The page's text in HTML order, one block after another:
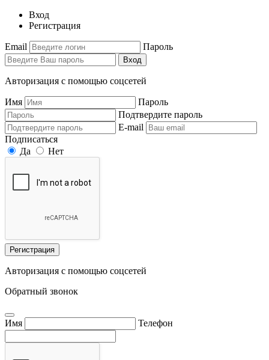
Вход
Регистрация
Email Пароль
Вход
Авторизация с помощью соцсетей
Имя
Пароль
Подтвердите пароль
E-mail
Подписаться
Да
Нет
Регистрация
Авторизация с помощью соцсетей
Обратный звонок
Имя Телефон